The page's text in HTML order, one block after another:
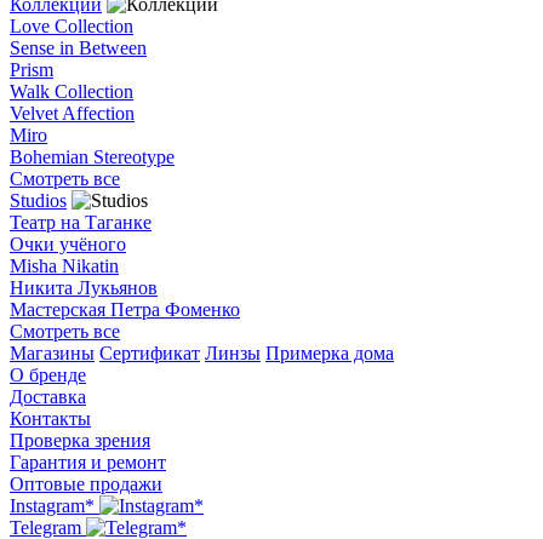
Коллекции
Love Collection
Sense in Between
Prism
Walk Collection
Velvet Affection
Miro
Bohemian Stereotype
Смотреть все
Studios
Театр на Таганке
Очки учёного
Misha Nikatin
Никита Лукьянов
Мастерская Петра Фоменко
Смотреть все
Магазины Сертификат Линзы Примерка дома
О бренде
Доставка
Контакты
Проверка зрения
Гарантия и ремонт
Оптовые продажи
Instagram*
Telegram